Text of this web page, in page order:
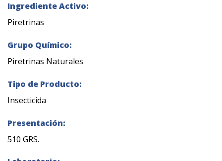
Ingrediente Activo:
Piretrinas
Grupo Químico:
Piretrinas Naturales
Tipo de Producto:
Insecticida
Presentación:
510 GRS.